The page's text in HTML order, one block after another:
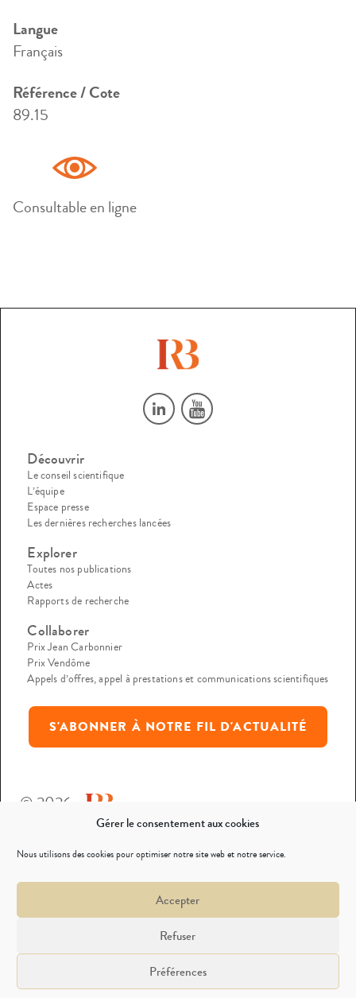
Gérer le consentement aux cookies
Nous utilisons des cookies pour optimiser notre site web et notre service.
Accepter
Refuser
Préférences
Langue
Français
Référence / Cote
89.15
Consultable en ligne
Découvrir
Le conseil scientifique
L’équipe
Espace presse
Les dernières recherches lancées
Explorer
Toutes nos publications
Actes
Rapports de recherche
Collaborer
Prix Jean Carbonnier
Prix Vendôme
Appels d’offres, appel à prestations et communications scientifiques
S'ABONNER À NOTRE FIL D'ACTUALITÉ
© 2026